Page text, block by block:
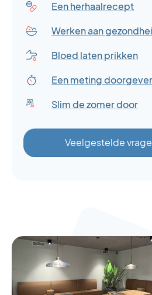
Een herhaalrecept
Werken aan
Bloed laten prikken
Een meting
Slim de zomer door
Veelgestelde